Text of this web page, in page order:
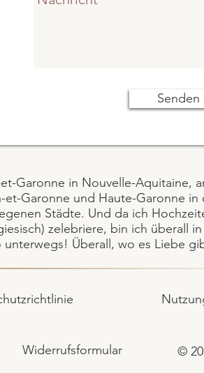
Senden
Garonne in Nouvelle-Aquitaine,
Garonne und Haute-Garonne in
Städte. Und da ich
zelebriere, bin ich überall
Überall, wo es Liebe
Widerrufsformular ©